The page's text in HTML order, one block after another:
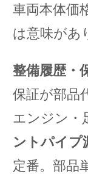
車両本体価
は意味があ
整備履歴・
保証が部品
エンジン・
ントパイプ
定番。部品